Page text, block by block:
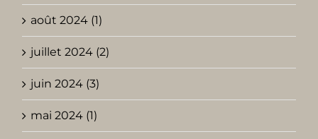
août 2024 (1)
juillet 2024 (2)
juin 2024 (3)
mai 2024 (1)